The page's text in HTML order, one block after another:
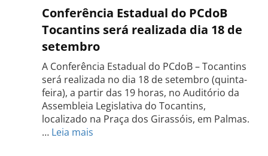
Conferência Estadual do PCdoB
Tocantins será realizada dia 18 de
setembro
A Conferência Estadual do PCdoB – Tocantins
será realizada no dia 18 de setembro (quinta-
feira), a partir das 19 horas, no Auditório da
Assembleia Legislativa do Tocantins,
localizado na Praça dos Girassóis, em Palmas.
… Leia mais